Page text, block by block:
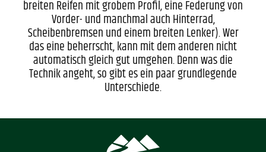
breiten Reifen mit grobem Profil, eine Federung von
Vorder- und manchmal auch Hinterrad,
Scheibenbremsen und einem breiten Lenker). Wer
das eine beherrscht, kann mit dem anderen nicht
automatisch gleich gut umgehen. Denn was die
Technik angeht, so gibt es ein paar grundlegende
Unterschiede.